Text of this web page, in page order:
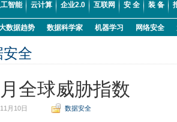
智能 云计算 企业2.0 互联网 安 全 装 备
数据趋势 数据科学家 机器学习 网络安全
安全
全球威胁指数
月10日 数据安全